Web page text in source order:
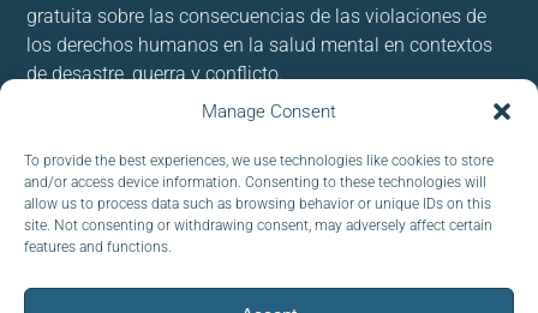
Manage Consent
To provide the best experiences, we use technologies like cookies to store
and/or access device information. Consenting to these technologies will
allow us to process data such as browsing behavior or unique IDs on this
site. Not consenting or withdrawing consent, may adversely affect certain
features and functions.
gratuita sobre las consecuencias de las violaciones de
los derechos humanos en la salud mental en contextos
de desastre, guerra y conflicto.
Usamos cookies para brindar y mejorar nuestros
servicios. Al utilizar nuestro sitio, acepta las cookies.
Follow us: